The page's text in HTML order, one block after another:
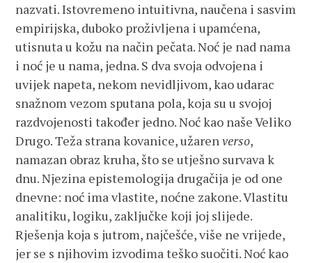
nazvati. Istovremeno intuitivna, naučena i sasvim
empirijska, duboko proživljena i upamćena,
utisnuta u kožu na način pečata. Noć je nad nama
i noć je u nama, jedna. S dva svoja odvojena i
uvijek napeta, nekom nevidljivom, kao udarac
snažnom vezom sputana pola, koja su u svojoj
razdvojenosti također jedno. Noć kao naše Veliko
Drugo. Teža strana kovanice, užarenverso,
namazan obraz kruha, što se utješno survava k
dnu. Njezina epistemologija drugačija je od one
dnevne: noć ima vlastite, noćne zakone. Vlastitu
analitiku, logiku, zaključke koji joj slijede.
Rješenja koja s jutrom, najčešće, više ne vrijede,
jer se s njihovim izvodima teško suočiti. Noć kao